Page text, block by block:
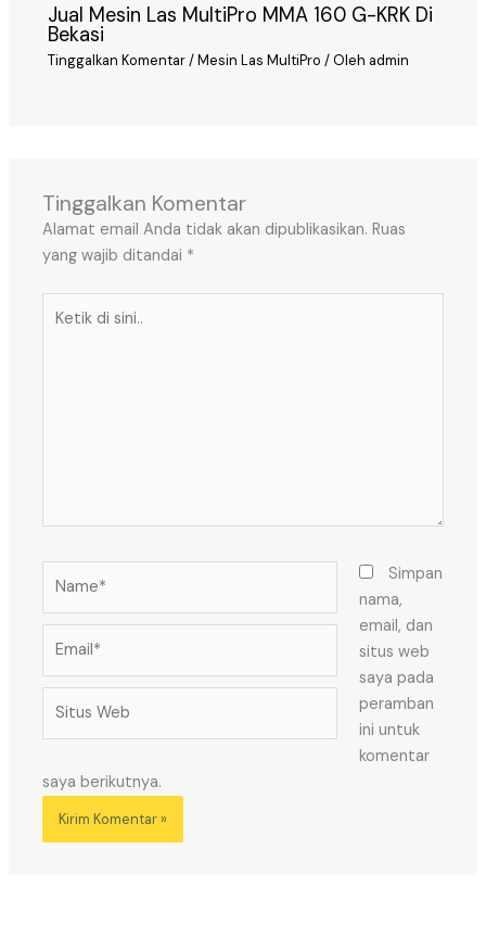
Jual Mesin Las MultiPro MMA 160 G-KRK Di
Bekasi
Tinggalkan Komentar/Mesin Las MultiPro / Oleh admin
Tinggalkan Komentar
Alamat email Anda tidak akan dipublikasikan. Ruas
yang wajib ditandai *
Web
Simpan
nama,
email, dan
situs web
saya pada
peramban
ini untuk
komentar
saya berikutnya.